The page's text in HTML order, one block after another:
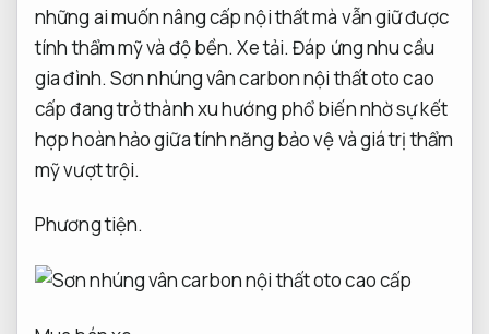
những ai muốn nâng cấp nội thất mà vẫn giữ được
tính thẩm mỹ và độ bền.Xe tải. Đáp ứng nhu cầu
gia đình. Sơn nhúng vân carbon nội thất oto cao
cấp đang trở thành xu hướng phổ biến nhờ sự kết
hợp hoàn hảo giữa tính năng bảo vệ và giá trị thẩm
mỹ vượt trội.
Phương tiện.